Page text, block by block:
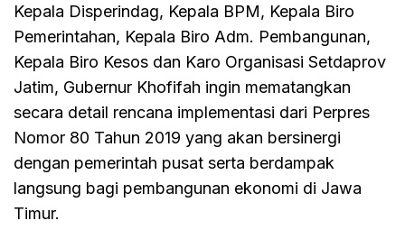
Kepala Disperindag, Kepala BPM, Kepala Biro
Pemerintahan, Kepala Biro Adm. Pembangunan,
Kepala Biro Kesos dan Karo Organisasi Setdaprov
Jatim, Gubernur Khofifah ingin mematangkan
secara detail rencana implementasi dari Perpres
Nomor 80 Tahun 2019 yang akan bersinergi
dengan pemerintah pusat serta berdampak
langsung bagi pembangunan ekonomi di Jawa
Timur.